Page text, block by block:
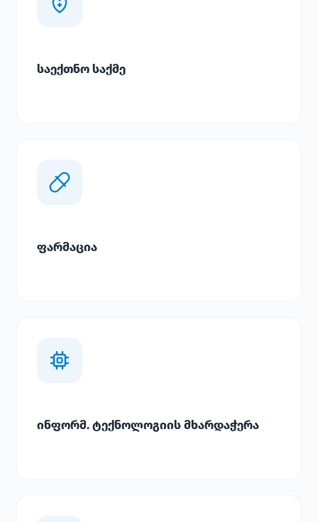
საექთნო საქმე
ფარმაცია
ინფორმ. ტექნოლოგიის მხარდაჭერა